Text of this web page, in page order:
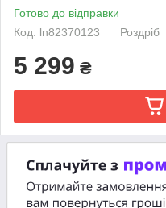
Готово до відправки
Код: ln82370123
Роздріб
5 299 ₴